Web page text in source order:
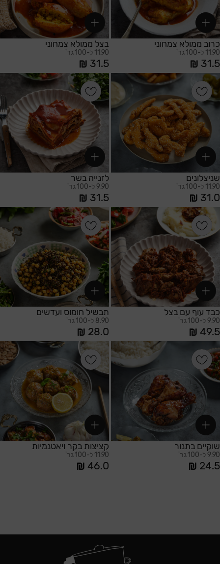
כרוב ממולא צמחוני
11.90 ל-100 גר'
31.5
בצל ממולא צמחוני
11.90 ל-100 גר'
31.5
הוספה לסל
שניצלונים
11.90 ל-100 גר'
31.0
הוספה לסל
לזנייה בשר
9.90 ל-100 גר'
31.5
הוספה לסל
כבד עוף עם בצל
9.90 ל-100 גר'
49.5
הוספה לסל
תבשיל חומוס ועדשים
8.90 ל-100 גר'
28.0
הוספה לסל
שוקיים בתנור
9.90 ל-100 גר'
24.5
קציצות בקר ויאטנמיות
11.90 ל-100 גר'
46.0